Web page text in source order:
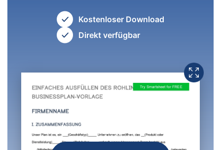
Kostenloser Download
Direkt verfügbar